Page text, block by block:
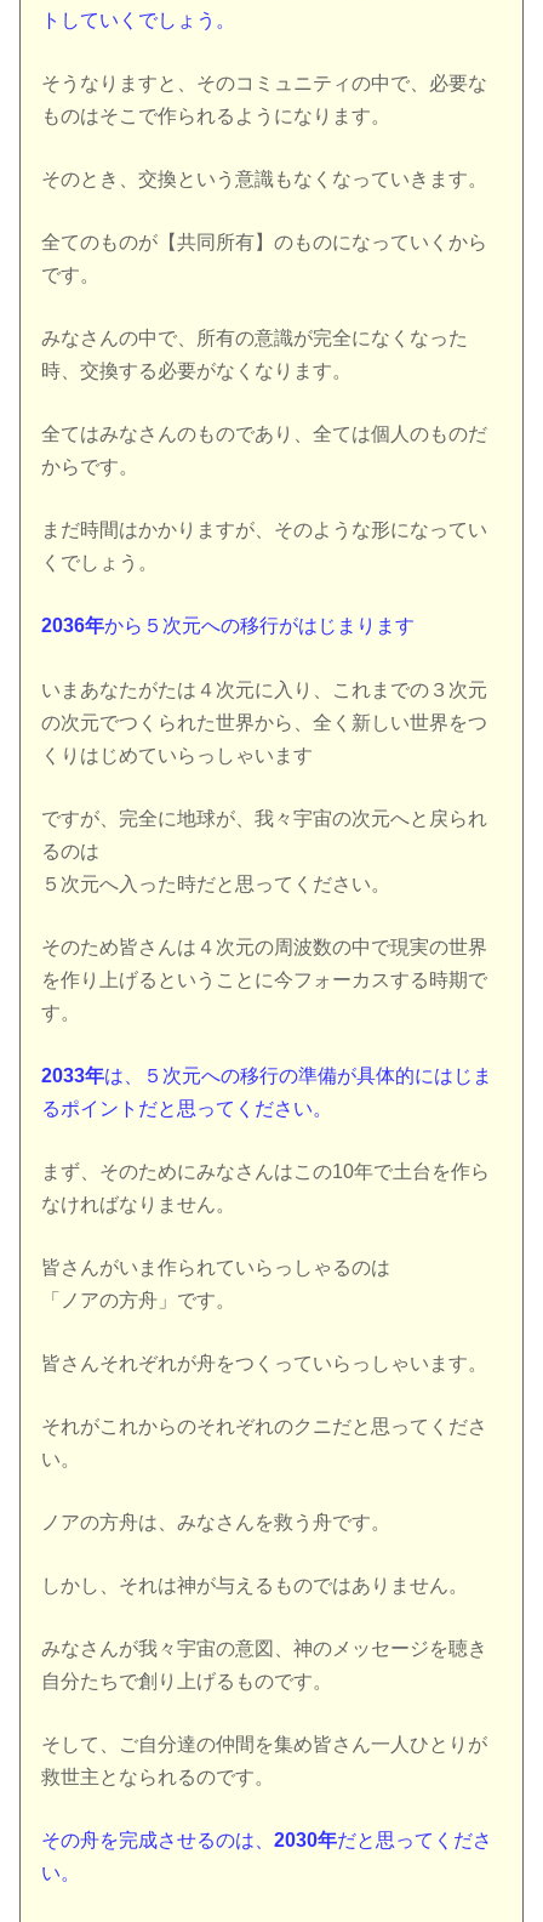
トしていくでしょう。
そうなりますと、そのコミュニティの中で、必要な
ものはそこで作られるようになります。
そのとき、交換という意識もなくなっていきます。
全てのものが【共同所有】のものになっていくから
です。
みなさんの中で、所有の意識が完全になくなった
時、交換する必要がなくなります。
全てはみなさんのものであり、全ては個人のものだ
からです。
まだ時間はかかりますが、そのような形になってい
くでしょう。
2036年から５次元への移行がはじまります
いまあなたがたは４次元に入り、これまでの３次元
の次元でつくられた世界から、全く新しい世界をつ
くりはじめていらっしゃいます
ですが、完全に地球が、我々宇宙の次元へと戻られ
るのは
５次元へ入った時だと思ってください。
そのため皆さんは４次元の周波数の中で現実の世界
を作り上げるということに今フォーカスする時期で
す。
2033年は、５次元への移行の準備が具体的にはじま
るポイントだと思ってください。
まず、そのためにみなさんはこの10年で土台を作ら
なければなりません。
皆さんがいま作られていらっしゃるのは
「ノアの方舟」です。
皆さんそれぞれが舟をつくっていらっしゃいます。
それがこれからのそれぞれのクニだと思ってくださ
い。
ノアの方舟は、みなさんを救う舟です。
しかし、それは神が与えるものではありません。
みなさんが我々宇宙の意図、神のメッセージを聴き
自分たちで創り上げるものです。
そして、ご自分達の仲間を集め皆さん一人ひとりが
救世主となられるのです。
その舟を完成させるのは、2030年だと思ってくださ
い。